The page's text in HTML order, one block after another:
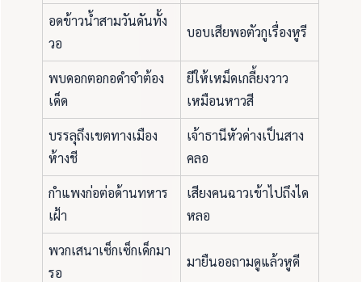
อดข้าวน้ำสามวันดันทั้ง
วอ
บอบเสียพอตัวกูเรื่องหูรี
พบดอกตอกอดำจำต้อง
เด็ด
ยีให้เหม็ดเกลี้ยงวาว
เหมือนหาวสี
บรรลุถึงเขตทางเมือง
ห้างชี
เจ้าธานีหัวด่างเป็นสาง
คลอ
กำแพงก่อต่อด้านทหาร
เฝ้า
เสียงคนฉาวเข้าไปถึงได
หลอ
พวกเสนาเซ็กเซ็กเด็กมา
รอ
มายืนออถามดูแล้วหูดี